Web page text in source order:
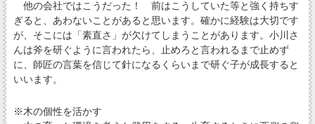
他の会社ではこうだった！ 前はこうしていた等と強く持ちす
ぎると、あわないことがあると思います。確かに経験は大切です
が、そこには「素直さ」が欠けてしまうことがあります。小川さ
んは斧を研ぐように言われたら、止めろと言われるまで止めず
に、師匠の言葉を信じて針になるくらいまで研ぐ子が成長すると
いいます。
※木の個性を活かす